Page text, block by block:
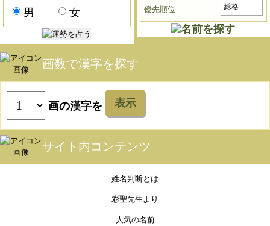
男 女 優先順位
画数で漢字を探す
画の漢字を 表示
サイト内コンテンツ
姓名判断とは
彩聖先生より
人気の名前